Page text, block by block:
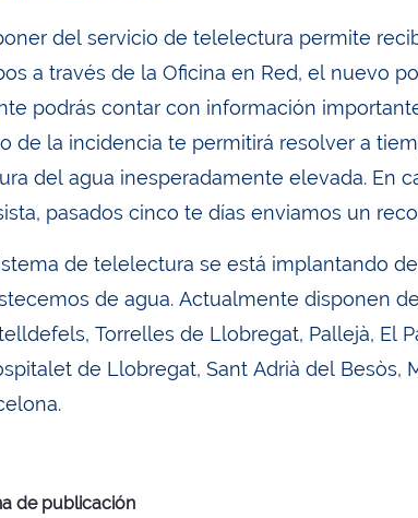
del servicio de telelectura permite
a través de la Oficina en Red, el nuevo
podrás contar con información
de la incidencia te permitirá resolver a
del agua inesperadamente elevada. En
pasados cinco te días enviamos un
de telelectura se está implantando
de agua. Actualmente disponen
Torrelles de Llobregat, Pallejà, El
de Llobregat, Sant Adrià del
de publicación